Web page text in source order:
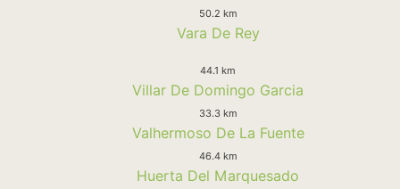
50.2 km
Vara De Rey
44.1 km
Villar De Domingo Garcia
33.3 km
Valhermoso De La Fuente
46.4 km
Huerta Del Marquesado